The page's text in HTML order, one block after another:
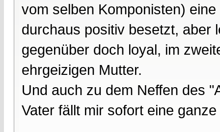
vom selben Komponisten)
durchaus positiv besetzt, aber
gegenüber doch loyal, im
ehrgeizigen Mutter.
Und auch zu dem Neffen des
Vater fällt mir sofort eine